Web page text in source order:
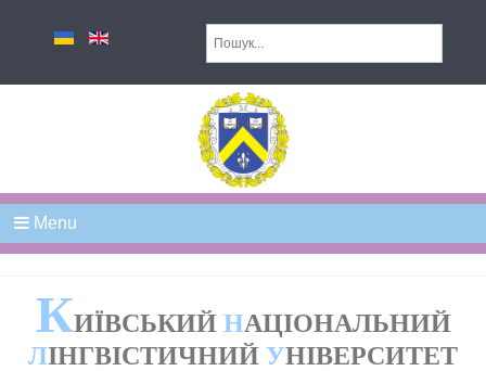
Menu
КИЇВСЬКИЙ НАЦІОНАЛЬНИЙ
ЛІНГВІСТИЧНИЙ УНІВЕРСИТЕТ